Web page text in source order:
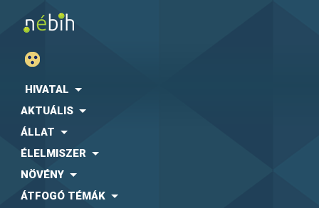
HIVATAL
AKTUÁLIS
ÁLLAT
ÉLELMISZER
NÖVÉNY
ÁTFOGÓ TÉMÁK